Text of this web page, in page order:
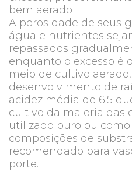
bem aerado
A porosidade de seus
água e nutrientes
repassados
enquanto o excesso é
meio de cultivo
desenvolvimento de
acidez média de 6.5
cultivo da maioria das
utilizado puro ou
composições de
recomendado para
porte.